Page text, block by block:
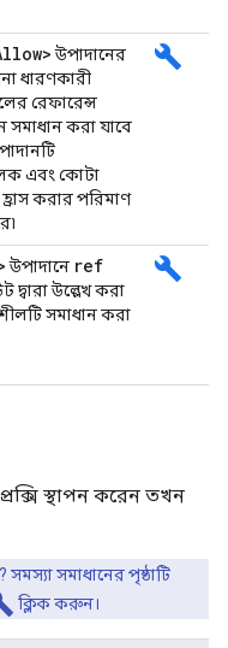
উপাদানের
ধারণকারী
রেফারেন্স
সমাধান করা যাবে
এবং কোটা
করার পরিমাণ
build
উপাদানে ref
দ্বারা উল্লেখ করা
সমাধান করা
build
স্থাপন করেন তখন
সমাধানের পৃষ্ঠাটি
ক্লিক করুন।